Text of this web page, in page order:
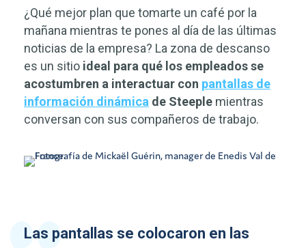
¿Qué mejor plan que tomarte un café por la
mañana mientras te pones al día de las últimas
noticias de la empresa? La zona de descanso
es un sitio ideal para qué los empleados se
acostumbren a interactuar con pantallas de
información dinámica de Steeple mientras
conversan con sus compañeros de trabajo.
Las pantallas se colocaron en las